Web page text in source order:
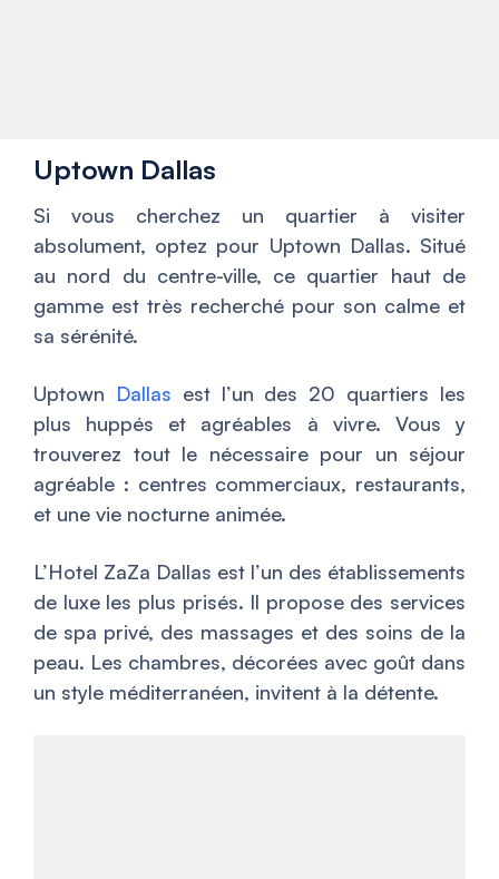
Uptown Dallas
Si vous cherchez un quartier à visiter
absolument, optez pour Uptown Dallas. Situé
au nord du centre-ville, ce quartier haut de
gamme est très recherché pour son calme et
sa sérénité.
Uptown Dallas est l’un des 20 quartiers les
plus huppés et agréables à vivre. Vous y
trouverez tout le nécessaire pour un séjour
agréable : centres commerciaux, restaurants,
et une vie nocturne animée.
L’Hotel ZaZa Dallas est l’un des établissements
de luxe les plus prisés. Il propose des services
de spa privé, des massages et des soins de la
peau. Les chambres, décorées avec goût dans
un style méditerranéen, invitent à la détente.